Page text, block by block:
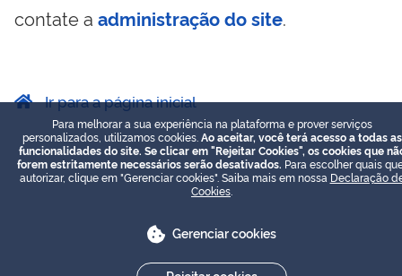
contate a administração do site.
Ir para a página inicial
Para melhorar a sua experiência na plataforma e prover serviços
personalizados, utilizamos cookies. Ao aceitar, você terá acesso a todas as
funcionalidades do site. Se clicar em "Rejeitar Cookies", os cookies que
forem estritamente necessários serão desativados. Para escolher quais
autorizar, clique em "Gerenciar cookies". Saiba mais em nossa Declaração
Cookies
Gerenciar cookies